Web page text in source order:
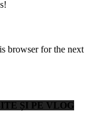
browser for the next
ȘI PE VLOG